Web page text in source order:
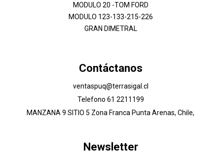
MODULO 20 -TOM FORD
MODULO 123-133-215-226
GRAN DIMETRAL
Contáctanos
ventaspuq@terrasigal.cl
Telefono 61 2211199
MANZANA 9 SITIO 5 Zona Franca Punta Arenas, Chile,
Newsletter